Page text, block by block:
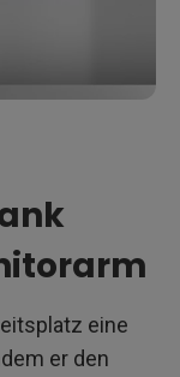
eine
er den